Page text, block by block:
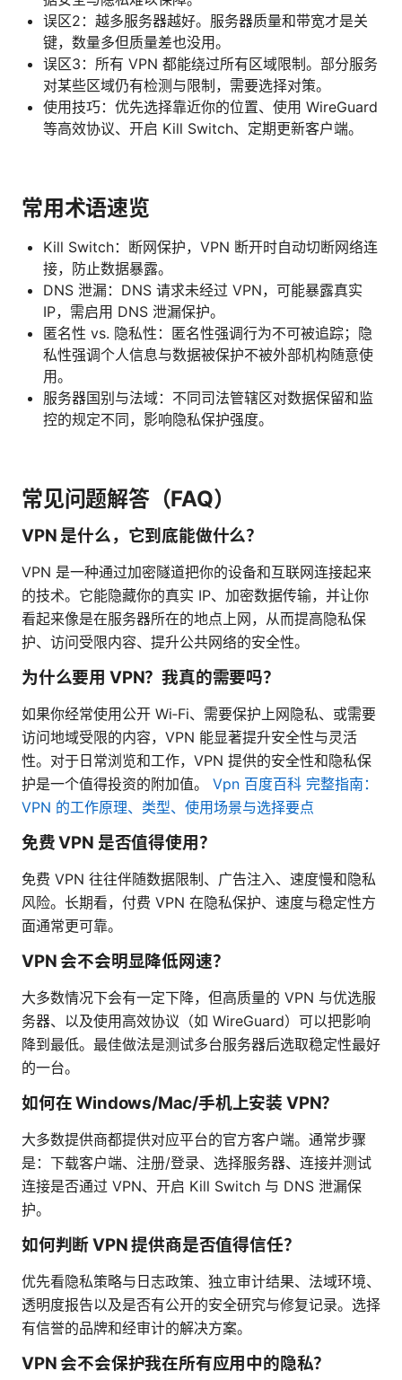
误区2：越多服务器越好。服务器质量和带宽才是关
键，数量多但质量差也没用。
误区3：所有 VPN 都能绕过所有区域限制。部分服务
对某些区域仍有检测与限制，需要选择对策。
使用技巧：优先选择靠近你的位置、使用 WireGuard
等高效协议、开启 Kill Switch、定期更新客户端。
常用术语速览
Kill Switch：断网保护，VPN 断开时自动切断网络连
接，防止数据暴露。
DNS 泄漏：DNS 请求未经过 VPN，可能暴露真实
IP，需启用 DNS 泄漏保护。
匿名性 vs. 隐私性：匿名性强调行为不可被追踪；隐
私性强调个人信息与数据被保护不被外部机构随意使
用。
服务器国别与法域：不同司法管辖区对数据保留和监
控的规定不同，影响隐私保护强度。
常见问题解答（FAQ）
VPN 是什么，它到底能做什么？
VPN 是一种通过加密隧道把你的设备和互联网连接起来
的技术。它能隐藏你的真实 IP、加密数据传输，并让你
看起来像是在服务器所在的地点上网，从而提高隐私保
护、访问受限内容、提升公共网络的安全性。
为什么要用 VPN？我真的需要吗？
如果你经常使用公开 Wi‑Fi、需要保护上网隐私、或需要
访问地域受限的内容，VPN 能显著提升安全性与灵活
性。对于日常浏览和工作，VPN 提供的安全性和隐私保
护是一个值得投资的附加值。 Vpn 百度百科 完整指南：
VPN 的工作原理、类型、使用场景与选择要点
免费 VPN 是否值得使用？
免费 VPN 往往伴随数据限制、广告注入、速度慢和隐私
风险。长期看，付费 VPN 在隐私保护、速度与稳定性方
面通常更可靠。
VPN 会不会明显降低网速？
大多数情况下会有一定下降，但高质量的 VPN 与优选服
务器、以及使用高效协议（如 WireGuard）可以把影响
降到最低。最佳做法是测试多台服务器后选取稳定性最好
的一台。
如何在 Windows/Mac/手机上安装 VPN？
大多数提供商都提供对应平台的官方客户端。通常步骤
是：下载客户端、注册/登录、选择服务器、连接并测试
连接是否通过 VPN、开启 Kill Switch 与 DNS 泄漏保
护。
如何判断 VPN 提供商是否值得信任？
优先看隐私策略与日志政策、独立审计结果、法域环境、
透明度报告以及是否有公开的安全研究与修复记录。选择
有信誉的品牌和经审计的解决方案。
VPN 会不会保护我在所有应用中的隐私？